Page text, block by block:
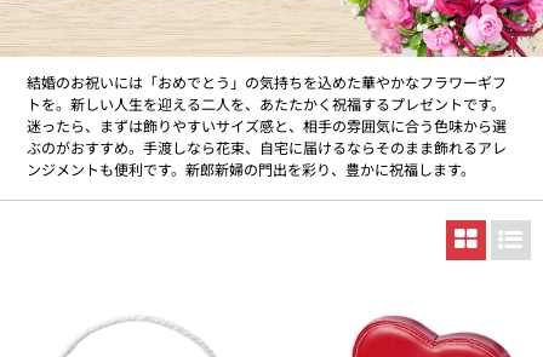
結婚のお祝いには「おめでとう」の気持ちを込めた華やかなフラワーギフ
トを。新しい人生を迎える二人を、あたたかく祝福するプレゼントです。
迷ったら、まずは飾りやすいサイズ感と、相手の雰囲気に合う色味から選
ぶのがおすすめ。手渡しなら花束、自宅に届けるならそのまま飾れるアレ
ンジメントも便利です。新郎新婦の門出を彩り、豊かに祝福します。